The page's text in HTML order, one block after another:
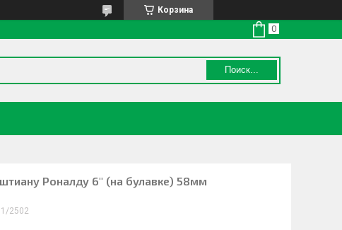
Корзина
Поиск...
Роналду 6" (на булавке) 58мм
2502